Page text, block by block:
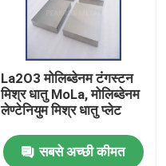
La2O3 मोलिब्डेनम टंगस्टन
मिश्र धातु MoLa, मोलिब्डेनम
लेण्टेनियुम मिश्र धातु प्लेट
सबसे अच्छी कीमत